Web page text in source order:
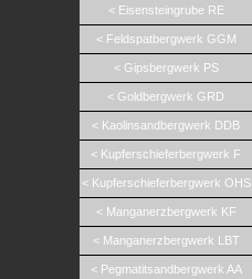
< Eisensteingrube RE
< Feldspatbergwerk GGM
< Gipsbergwerk PS
< Goldbergwerk GRD
< Kaolinsandbergwerk DDB
< Kupferschieferbergwerk F
< Kupferschieferbergwerk OHS
< Manganerzbergwerk KF
< Manganerzbergwerk LBT
< Pegmatitsandbergwerk AA